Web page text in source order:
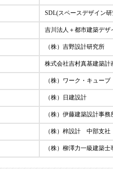
SDL(スペースデザイン
吉川法人＋都市建築デ
（株）吉野設計研究所
株式会社吉村真基建築
（株）ワーク・キューブ
（株）日建設計
（株）伊藤建築設計事
（株）梓設計 中部支社
（株）柳澤力一級建築